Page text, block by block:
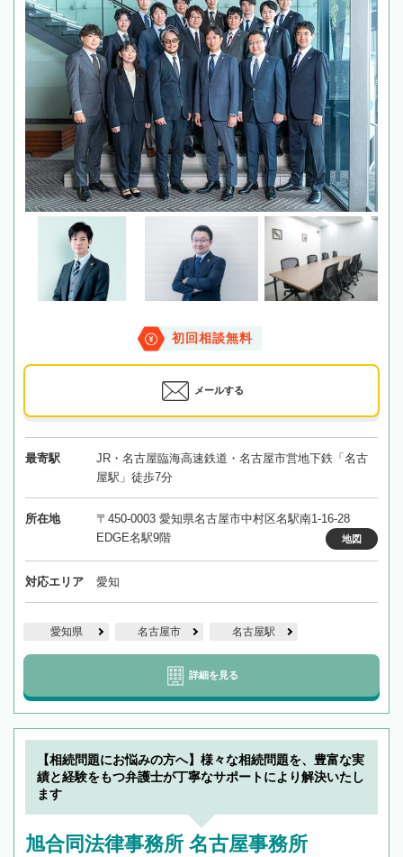
初回相談無料
メールする
最寄駅
JR・名古屋臨海高速鉄道・名古屋市営地下鉄「名古
屋駅」徒歩7分
所在地
〒450-0003 愛知県名古屋市中村区名駅南1-16-28
EDGE名駅9階
地図
対応エリア 愛知
愛知県 名古屋市 名古屋駅
詳細を見る
【相続問題にお悩みの方へ】様々な相続問題を、豊富な実
績と経験をもつ弁護士が丁寧なサポートにより解決いたし
ます
旭合同法律事務所 名古屋事務所